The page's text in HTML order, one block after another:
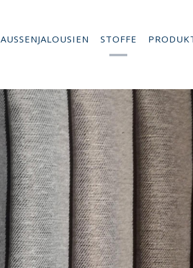
AUSSENJALOUSIEN STOFFE